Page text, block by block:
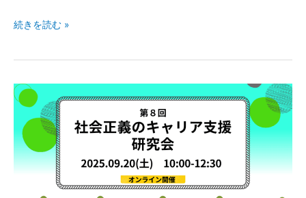
回）】
続きを読む »
9
月
20
日
（土）